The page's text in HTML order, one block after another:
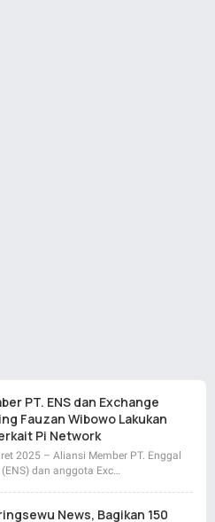
PT. ENS dan Exchange
Fauzan Wibowo Lakukan
Pi Network
2025 – Aliansi Member PT. Enggal
dan anggota Exc…
News, Bagikan 150